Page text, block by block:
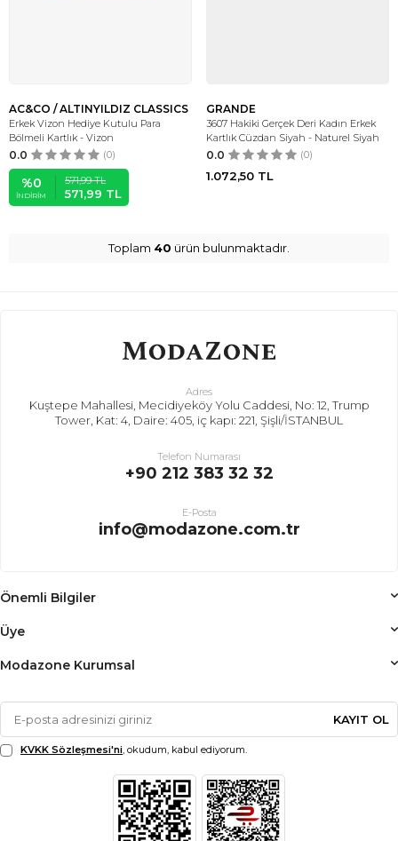
AC&CO / ALTINYILDIZ CLASSICS
Erkek Vizon Hediye Kutulu Para
Bölmeli Kartlık - Vizon
0.0 (0)
%0
İNDIRIM
571,99TL
571,99 TL
GRANDE
3607 Hakiki Gerçek Deri Kadın Erkek
Kartlık Cüzdan Siyah - Naturel Siyah
0.0 (0)
1.072,50 TL
Toplam 40 ürün bulunmaktadır.
Adres
Kuştepe Mahallesi, Mecidiyeköy Yolu Caddesi, No: 12, Trump
Tower, Kat: 4, Daire: 405, iç kapı: 221, Şişli/İSTANBUL
Telefon Numarası
+90 212 383 32 32
E-Posta
info@modazone.com.tr
Önemli Bilgiler
Üye
Modazone Kurumsal
KAYIT OL
KVKK Sözleşmesi'ni, okudum, kabul ediyorum.